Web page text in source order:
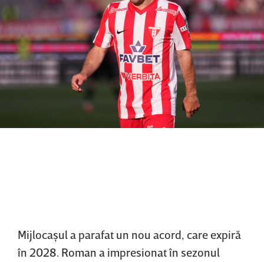
Mijlocaşul a parafat un nou acord, care expiră
în 2028. Roman a impresionat în sezonul